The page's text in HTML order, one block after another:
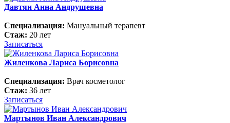
Давтян Анна Андрушевна
Специализация: Мануальный терапевт
Стаж: 20 лет
Записаться
Жиленкова Лариса Борисовна
Специализация: Врач косметолог
Стаж: 36 лет
Записаться
Мартынов Иван Александрович